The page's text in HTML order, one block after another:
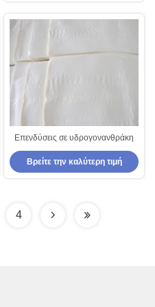
Επενδύσεις σε υδρογονανθράκη
Βρείτε την καλύτερη τιμή
4